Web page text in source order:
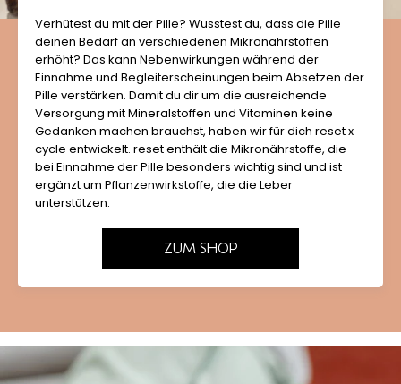
Verhütest du mit der Pille? Wusstest du, dass die Pille
deinen Bedarf an verschiedenen Mikronährstoffen
erhöht? Das kann Nebenwirkungen während der
Einnahme und Begleiterscheinungen beim Absetzen der
Pille verstärken. Damit du dir um die ausreichende
Versorgung mit Mineralstoffen und Vitaminen keine
Gedanken machen brauchst, haben wir für dich reset x
cycle entwickelt. reset enthält die Mikronährstoffe, die
bei Einnahme der Pille besonders wichtig sind und ist
ergänzt um Pflanzenwirkstoffe, die die Leber
unterstützen.
ZUM SHOP